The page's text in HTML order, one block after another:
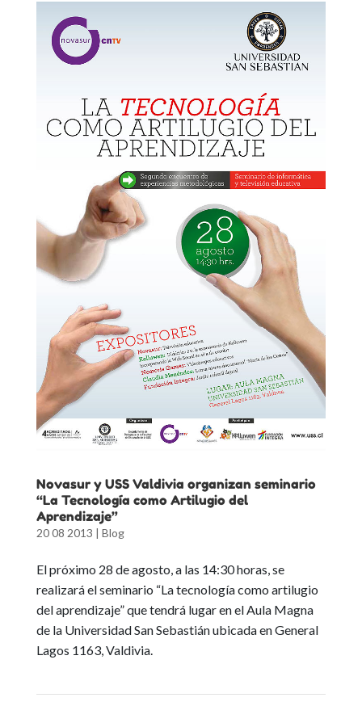
Novasur y USS Valdivia organizan seminario
“La Tecnología como Artilugio del
Aprendizaje”
20 08 2013 | Blog
El próximo 28 de agosto, a las 14:30 horas, se
realizará el seminario “La tecnología como artilugio
del aprendizaje” que tendrá lugar en el Aula Magna
de la Universidad San Sebastián ubicada en General
Lagos 1163, Valdivia.